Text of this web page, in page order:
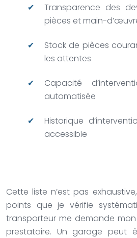
Transparence des
pièces et main-
Stock de pièces
les attentes
Capacité
automatisée
Historique
accessible
Cette liste n’est pas
points que je vérifie
transporteur me demande
prestataire. Un garage peut